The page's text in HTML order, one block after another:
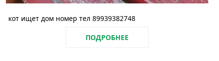
кот ищет дом номер тел 89939382748
ПОДРОБНЕЕ